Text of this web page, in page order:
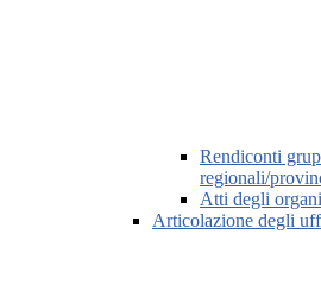
Rendiconti
regionali/
Atti degli
Articolazione degli